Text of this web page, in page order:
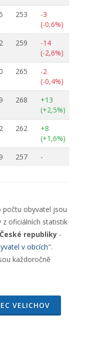
253
-3
(-0,6%)
259
-14
(-2,6%)
265
-2
(-0,4%)
268
+13
(+2,5%)
262
+8
(+1,6%)
257 -
počtu obyvatel jsou
z oficiálních statistik
republiky -
v obcích".
každoročně
VELICHOV